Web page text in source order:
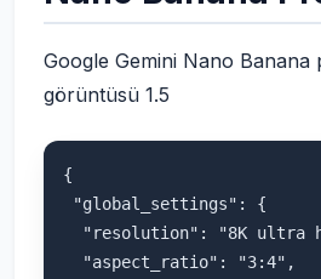
Google Gemini Nano Banana
görüntüsü 1.5
{
"global_settings": {
"resolution": "8K ultra
"aspect_ratio": "3:4",